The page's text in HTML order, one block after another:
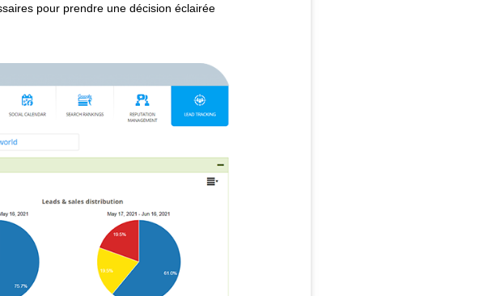
pour prendre une décision éclairée